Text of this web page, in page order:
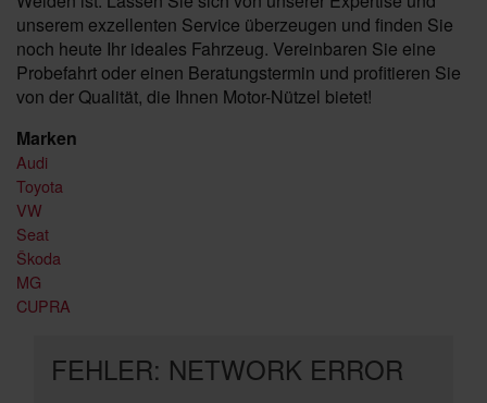
unserem exzellenten Service überzeugen und finden Sie
noch heute Ihr ideales Fahrzeug. Vereinbaren Sie eine
Probefahrt oder einen Beratungstermin und profitieren Sie
von der Qualität, die Ihnen Motor-Nützel bietet!
Marken
Audi
Toyota
VW
Seat
Škoda
MG
CUPRA
FEHLER: NETWORK ERROR